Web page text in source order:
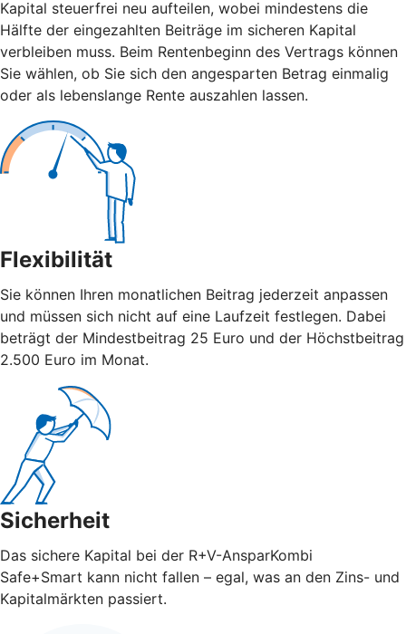
Kapital steuerfrei neu aufteilen, wobei mindestens die
Hälfte der eingezahlten Beiträge im sicheren Kapital
verbleiben muss. Beim Rentenbeginn des Vertrags können
Sie wählen, ob Sie sich den angesparten Betrag einmalig
oder als lebenslange Rente auszahlen lassen.
Flexibilität
Sie können Ihren monatlichen Beitrag jederzeit anpassen
und müssen sich nicht auf eine Laufzeit festlegen. Dabei
beträgt der Mindestbeitrag 25 Euro und der Höchstbeitrag
2.500 Euro im Monat.
Sicherheit
Das sichere Kapital bei der R+V-AnsparKombi
Safe+Smart kann nicht fallen – egal, was an den Zins- und
Kapitalmärkten passiert.